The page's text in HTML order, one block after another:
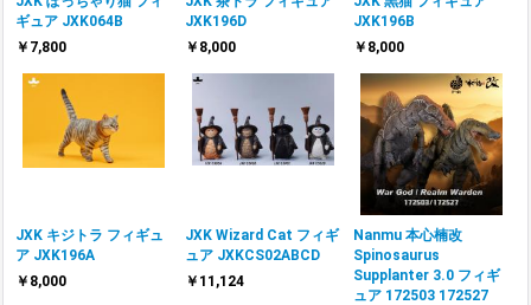
ギュア JXK064B
￥7,800
JXK196D
￥8,000
JXK196B
￥8,000
JXK キジトラ フィギュ
ア JXK196A
￥8,000
JXK Wizard Cat フィギ
ュア JXKCS02ABCD
￥11,124
Nanmu 本心楠改
Spinosaurus
Supplanter 3.0 フィギ
ュア 172503 172527